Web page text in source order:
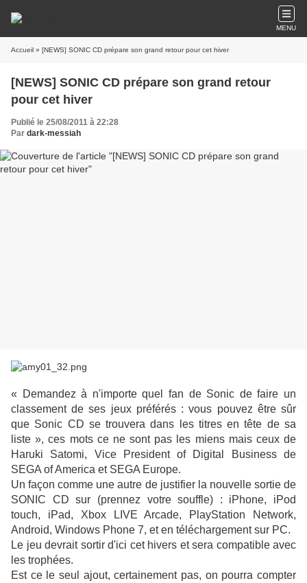
MENU
Accueil » [NEWS] SONIC CD prépare son grand retour pour cet hiver
[NEWS] SONIC CD prépare son grand retour
pour cet hiver
Publié le 25/08/2011 à 22:28
Par dark-messiah
« Demandez à n'importe quel fan de Sonic de faire un
classement de ses jeux préférés : vous pouvez être sûr
que Sonic CD se trouvera dans les titres en tête de sa
liste », ces mots ce ne sont pas les miens mais ceux de
Haruki Satomi, Vice President of Digital Business de
SEGA of America et SEGA Europe.
Un façon comme une autre de justifier la nouvelle sortie de
SONIC CD sur (prennez votre souffle) : iPhone, iPod
touch, iPad, Xbox LIVE Arcade, PlayStation Network,
Android, Windows Phone 7, et en téléchargement sur PC.
Le jeu devrait sortir d'ici cet hivers et sera compatible avec
les trophées.
Est ce le seul ajout, certainement pas, on pourra compter